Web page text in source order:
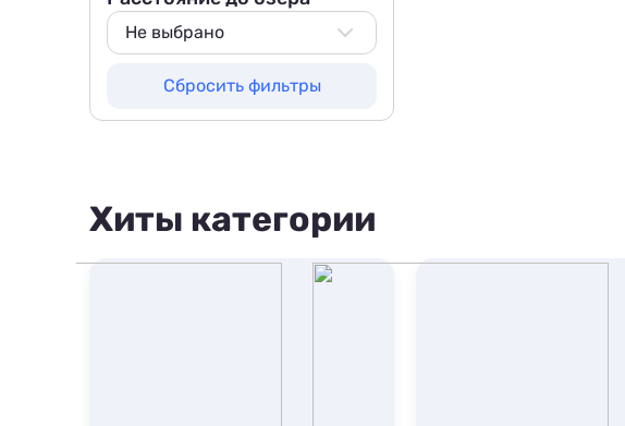
Не выбрано
Сбросить фильтры
Хиты категории